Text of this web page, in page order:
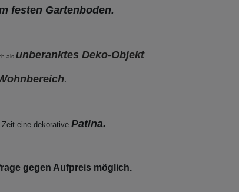
festen Gartenboden.
als unberanktes Deko-Objekt
.
eine dekorative Patina.
gegen Aufpreis möglich.